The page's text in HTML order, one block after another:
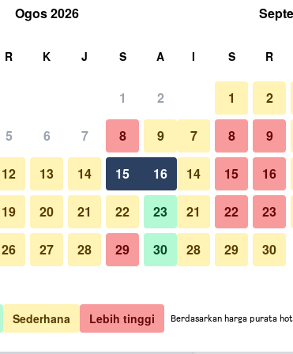
Termurah kadar satu malam
setiap
malam
103 Lihat Tawaran
142 Lihat Tawaran
153 Lihat Tawaran
Bilik Tidur
Foto Generator
Ogos 2026
R K J S A
1 2
5 6 7 8 9
12 13 14 15 16
19 20 21 22 23
26 27 28 29 30
I S R
1 2
7 8 9
14 15 16
21 22 23
28 29 30
Sederhana Lebih tinggi Berdasarkan harga purata